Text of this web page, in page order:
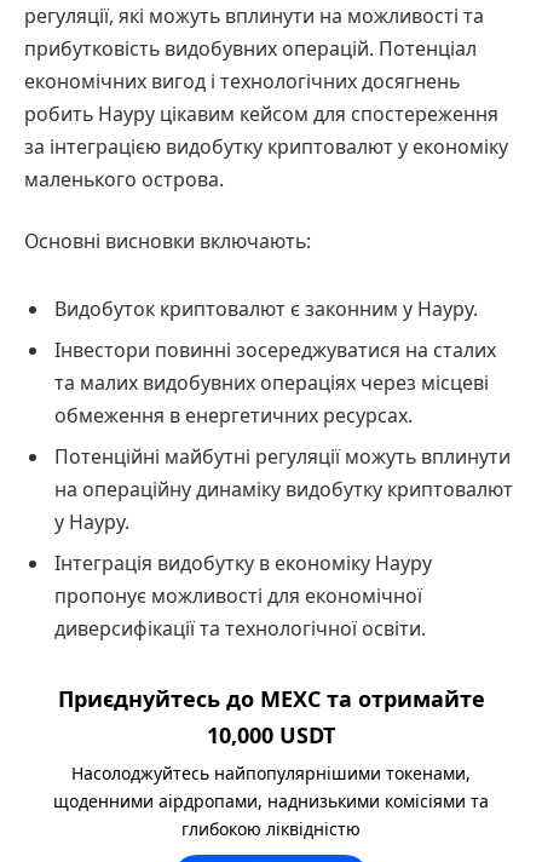
регуляції, які можуть вплинути на можливості та
прибутковість видобувних операцій. Потенціал
економічних вигод і технологічних досягнень
робить Науру цікавим кейсом для спостереження
за інтеграцією видобутку криптовалют у економіку
маленького острова.
Основні висновки включають:
Видобуток криптовалют є законним у Науру.
Інвестори повинні зосереджуватися на сталих
та малих видобувних операціях через місцеві
обмеження в енергетичних ресурсах.
Потенційні майбутні регуляції можуть вплинути
на операційну динаміку видобутку криптовалют
у Науру.
Інтеграція видобутку в економіку Науру
пропонує можливості для економічної
диверсифікації та технологічної освіти.
Приєднуйтесь до MEXC та отримайте
10,000 USDT
Насолоджуйтесь найпопулярнішими токенами,
щоденними аірдропами, наднизькими комісіями та
глибокою ліквідністю